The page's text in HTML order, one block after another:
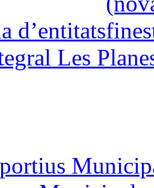
d’entitats
Les